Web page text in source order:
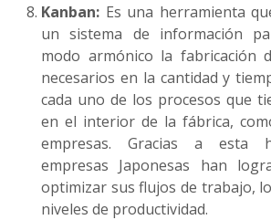
Kanban: Es una herramienta
un sistema de información
modo armónico la fabricación
necesarios en la cantidad y
cada uno de los procesos que
en el interior de la fábrica,
empresas. Gracias a esta
empresas Japonesas han
optimizar sus flujos de trabajo,
niveles de productividad.